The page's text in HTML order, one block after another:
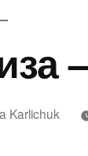
Karlichuk